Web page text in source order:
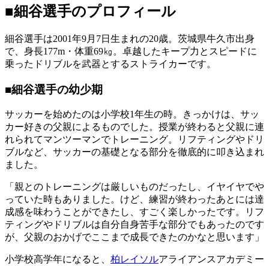
■細谷選手のプロフィール
細谷選手は2001年9月7日生まれの20歳。茨城県牛久市出身
で、身長177m・体重69㎏。卓越したキープ力とスピードに
乗ったドリブルを武器とするストライカーです。
■細谷選手の幼少期
サッカーを始めたのは小学校1年生の時。きっかけは、サッ
カー好きの父親によるものでした。授業が終わると父親に連
れられてマンツーマンでトレーニング。リフティングやドリ
ブルなど、サッカーの基礎となる部分を徹底的に叩き込まれ
ました。
「親とのトレーニングは厳しいものだったし、イヤイヤでや
っていた時もありました。けど、練習が終わったあとには達
成感を味わうことができたし、すごく楽しかったです。リフ
ティングやドリブルは自分自身苦手な部分でもあったのです
が、父親のおかげでここまで成長できたのかなと思います」
小学校高学年になると、 柏レイソルアライアンスアカデミー